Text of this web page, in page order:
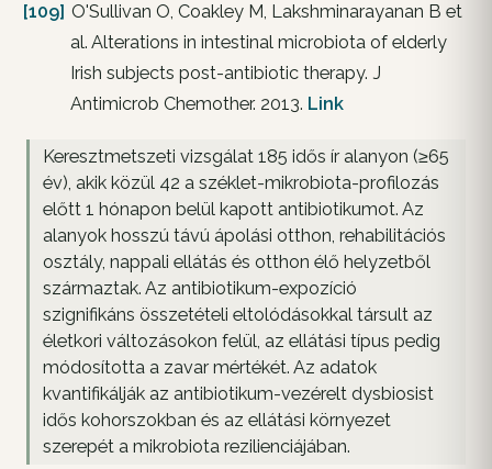
[109] O'Sullivan O, Coakley M, Lakshminarayanan B et
al. Alterations in intestinal microbiota of elderly
Irish subjects post-antibiotic therapy. J
Antimicrob Chemother. 2013. Link
Keresztmetszeti vizsgálat 185 idős ír alanyon (≥65
év), akik közül 42 a széklet-mikrobiota-profilozás
előtt 1 hónapon belül kapott antibiotikumot. Az
alanyok hosszú távú ápolási otthon, rehabilitációs
osztály, nappali ellátás és otthon élő helyzetből
származtak. Az antibiotikum-expozíció
szignifikáns összetételi eltolódásokkal társult az
életkori változásokon felül, az ellátási típus pedig
módosította a zavar mértékét. Az adatok
kvantifikálják az antibiotikum-vezérelt dysbiosist
idős kohorszokban és az ellátási környezet
szerepét a mikrobiota rezilienciájában.